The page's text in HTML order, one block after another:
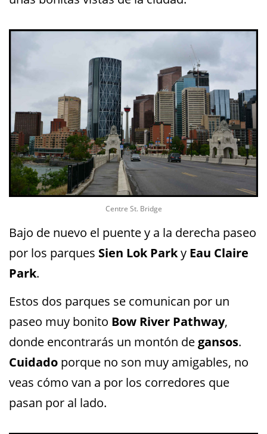
Centre St. Bridge
Bajo de nuevo el puente y a la derecha paseo
por los parques Sien Lok Parky Eau Claire
Park.
Estos dos parques se comunican por un
paseo muy bonito Bow River Pathway,
donde encontrarás un montón degansos.
Cuidado porque no son muy amigables, no
veas cómo van a por los corredores que
pasan por al lado.